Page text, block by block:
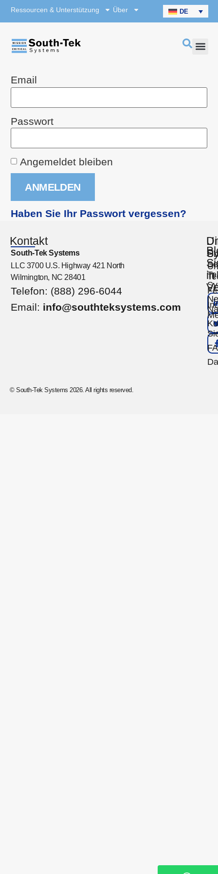
Ressourcen & Unterstützung Über DE
Passwort
Angemeldet bleiben
Haben Sie Ihr Passwort vergessen?
Kontakt
South-Tek Systems
LLC 3700 U.S. Highway 421 North
Wilmington, NC 28401
Telefon: (888) 296-6044
Email: info@southteksystems.com
in
© South-Tek Systems 2026. All rights reserved.